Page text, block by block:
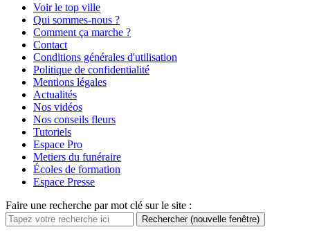
Voir le top ville
Qui sommes-nous ?
Comment ça marche ?
Contact
Conditions générales d'utilisation
Politique de confidentialité
Mentions légales
Actualités
Nos vidéos
Nos conseils fleurs
Tutoriels
Espace Pro
Metiers du funéraire
Écoles de formation
Espace Presse
Faire une recherche par mot clé sur le site :
Rechercher (nouvelle fenêtre)